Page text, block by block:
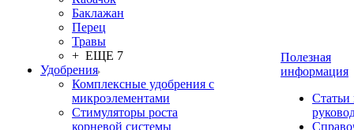
Баклажан
Перец
Травы
+ ЕЩЕ 7
Удобрения
Комплексные удобрения с
микроэлементами
Стимуляторы роста
корневой системы
Полезная
информация
Статьи